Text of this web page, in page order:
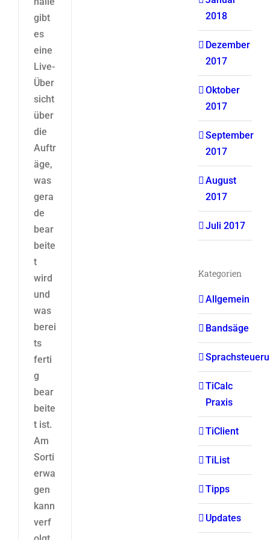
gibt
es
eine
Live-
Über
sicht
über
die
Auftr
äge,
was
gera
de
bear
beite
t
wird
und
was
berei
ts
ferti
g
bear
beite
t ist.
Am
Sorti
erwa
gen
kann
verf
2018
Dezember
2017
Oktober
2017
September
2017
August
2017
Juli 2017
Kategorien
Allgemein
Bandsäge
TiCalc
Praxis
TiClient
TiList
Tipps
Updates